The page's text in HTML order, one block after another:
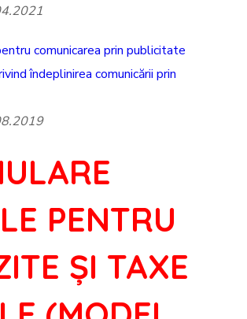
comunicarea prin publicitate
îndeplinirea comunicării prin
PENTRU
ȘI TAXE